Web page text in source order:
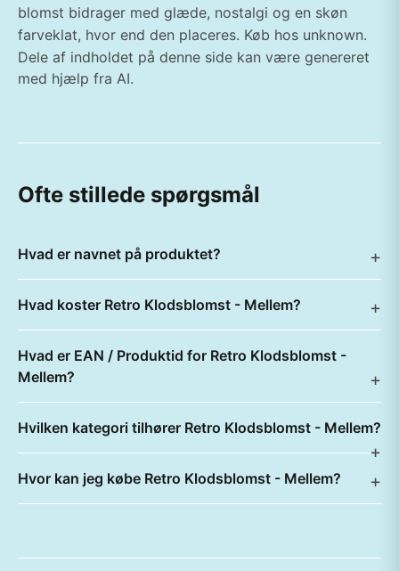
blomst bidrager med glæde, nostalgi og en skøn
farveklat, hvor end den placeres. Køb hos unknown.
Dele af indholdet på denne side kan være genereret
med hjælp fra AI.
Ofte stillede spørgsmål
Hvad er navnet på produktet?
Hvad koster Retro Klodsblomst - Mellem?
Hvad er EAN / Produktid for Retro Klodsblomst -
Mellem?
Hvilken kategori tilhører Retro Klodsblomst - Mellem?
Hvor kan jeg købe Retro Klodsblomst - Mellem?